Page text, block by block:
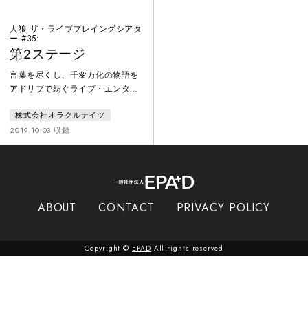
人狼 ザ・ライブプレイングシアタ
ー #35:
第2ステージ
言葉を尽くし、千変万化の物語を
アドリブで紡ぐライブ・エンター
グのみ。俳優はパーティーゲーム
「人狼」のルールを用いて、人間
vs 人狼の戦いを即興で繰り広げ
で、4つの種族が種の存亡をかけ
人狼を、人間は処刑できるのか？
株式会社オラクルナイツ
2019.10.03 収録
ABOUT CONTACT PRIVACY POLICY
Copyright © EPAD All rights reserved